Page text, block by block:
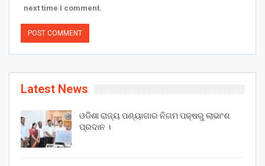
next time I comment.
Latest News
ଓଡିଶା ରାଜ୍ୟ ପଣ୍ୟାଗାର ନିଗମ ପକ୍ଷରୁ ଲାଭାଂଶ
ପ୍ରଦାନ ।